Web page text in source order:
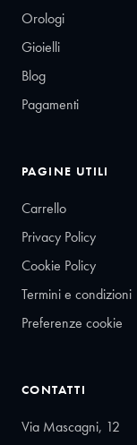
Orologi
Gioielli
Blog
Pagamenti
PAGINE UTILI
Carrello
Privacy Policy
Cookie Policy
Termini e condizioni
Preferenze cookie
CONTATTI
Via Mascagni, 12